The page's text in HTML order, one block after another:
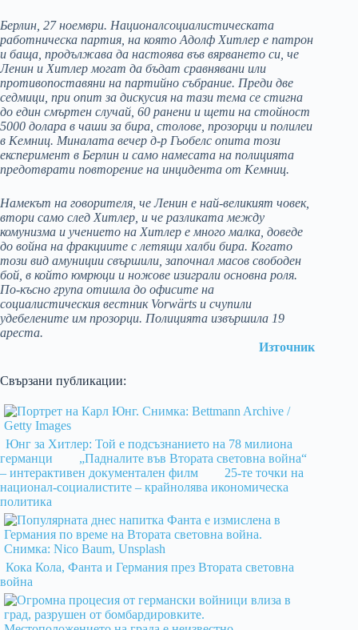
Берлин, 27 ноември. Националсоциалистическата
работническа партия, на която Адолф Хитлер е патрон
и баща, продължава да настоява във вярването си, че
Ленин и Хитлер могат да бъдат сравнявани или
противопоставяни на партийно събрание. Преди две
седмици, при опит за дискусия на тази тема се стигна
до един смъртен случай, 60 ранени и щети на стойност
5000 долара в чаши за бира, столове, прозорци и полилеи
в Кемниц. Миналата вечер д-р Гьобелс опита този
експеримент в Берлин и само намесата на полицията
предотврати повторение на инцидента от Кемниц.
Намекът на говорителя, че Ленин е най-великият човек,
втори само след Хитлер, и че разликата между
комунизма и учението на Хитлер е много малка, доведе
до война на фракциите с летящи халби бира. Когато
този вид амуниции свършили, започнал масов свободен
бой, в който юмрюци и ножове изиграли основна роля.
По-късно група отишла до офисите на
социалистическия вестник Vorwärts и счупили
удебелените им прозорци. Полицията извършила 19
ареста.
Източник
Свързани публикации:
Юнг за Хитлер: Той е подсъзнанието на 78 милиона
германци
„Падналите във Втората световна война“
– интерактивен документален филм
25-те точки на
национал-социалистите – крайнолява икономическа
политика
Кока Кола, Фанта и Германия през Втората световна
война